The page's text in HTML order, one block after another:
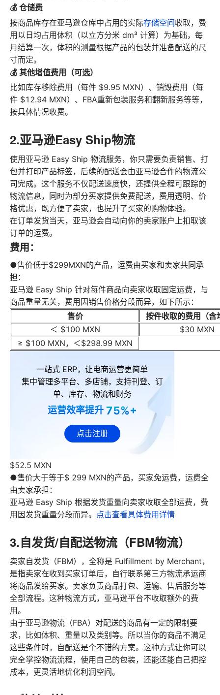
💰 仓储费
按商品库存在亚马逊仓库中占用的实际存储空间收取，费
用以日均占用体积（以立方分米 dm³ 计算）为基础，每
月结算一次，体积的测量根据产品的包装并准备配送的尺
寸而定。
💰 其他增值费用（可选）
比如库存移除费用（每件 $9.95 MXN）、销毁费用（每
件 $12.94 MXN）、FBA重新包装服务和翻新服务等等，
按具体情况收费。
2.亚马逊Easy Ship物流
使用亚马逊 Easy Ship 物流服务，你只需要负责销售、打
包并打印产品标签，后续的配送会由亚马逊合作的物流公
司完成。这个服务不仅配送速度快，还提供全程可跟踪的
物流信息，同时为部分买家提供免费配送，费用透明、价
格优惠，既方便了卖家，也提升了买家的购物体验。
在订单发货当天，亚马逊会自动向你的卖家账户上扣取该
订单的运费。
费用：
●售价低于$299MXN的产品，运费由买家和卖家共同承
担：
亚马逊 Easy Ship 针对每件商品向卖家收取固定运费，与
商品重量无关，费用因销售价格分段而异，如下所示：
售价 按件收取的费用（含
＜ $100 MXN
$30 MXN
≥ $100 MXN，＜$298.99 MXN
一站式 ERP，让电商运营更简单
集中管理多平台、多店铺，支持刊登、订
单、库存、物流和财务
运营效率提升 75%+
点击注册
$52.5 MXN
●售价大于等于$ 299 MXN的产品，买家免运费，运费全
由卖家承担：
亚马逊 Easy Ship 根据发货重量向卖家收取全部运费，费
用因发货重量分段而异。 点击查看具体费用详情
3.自发货/自配送物流（FBM物流）
卖家自发货（FBM），全称是 Fulfillment by Merchant，
是指卖家在收到买家订单后，自行联系第三方物流承运商
将商品发给买家。卖家负责商品打包、运输、售后服务等
全部流程。这种物流方式，亚马逊平台不收取额外的费
用。
由于亚马逊物流（FBA）对配送的商品有一定的限制要
求，比如体积、重量以及类别等。所以当你的商品不满足
这些条件时，自配送是个不错的方案。这种方式让你可以
完全掌控物流流程，使用自己的包装，还能还能自己把控
成本，更灵活地优化利润空间。